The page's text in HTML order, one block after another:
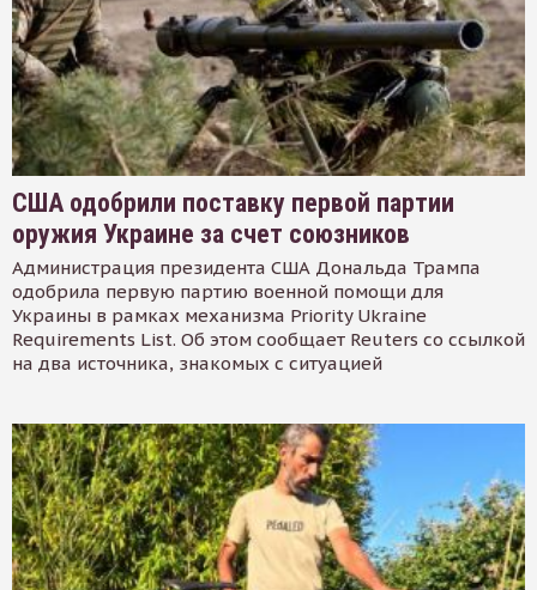
США одобрили поставку первой партии
оружия Украине за счет союзников
Администрация президента США Дональда Трампа
одобрила первую партию военной помощи для
Украины в рамках механизма Priority Ukraine
Requirements List. Об этом сообщает Reuters со ссылкой
на два источника, знакомых с ситуацией